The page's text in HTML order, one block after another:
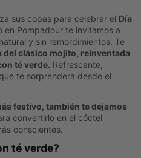
sus copas para celebrar el Día
en Pompadour te invitamos a
y sin remordimientos. Te
del clásico mojito, reinventada
té verde. Refrescante,
te sorprenderá desde el
festivo, también te dejamos
convertirlo en el cóctel
conscientes.
té verde?